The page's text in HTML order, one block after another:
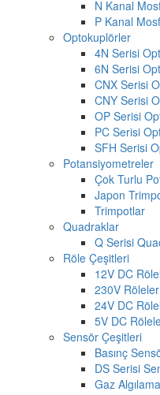
N Kanal
P Kanal
Optokuplörler
4N Serisi
6N Serisi
CNX Serisi
CNY Serisi
OP Serisi
PC Serisi
SFH Serisi
Potansiyometreler
Çok Turlu
Japon
Trimpotlar
Quadraklar
Q Serisi
Röle Çeşitleri
12V DC
230V Röleler
24V DC
5V DC
Sensör Çeşitleri
Basınç
DS Serisi
Gaz